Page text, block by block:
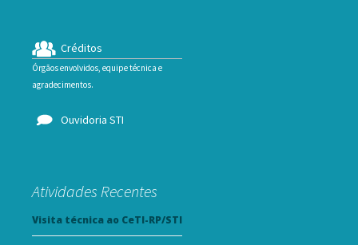
Créditos
Órgãos envolvidos, equipe técnica e
agradecimentos.
Ouvidoria STI
Atividades Recentes
Visita técnica ao CeTI-RP/STI